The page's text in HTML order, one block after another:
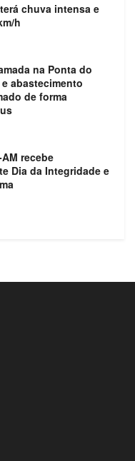
chuva intensa e
h
na Ponta do
abastecimento
de forma
recebe
Dia da Integridade e